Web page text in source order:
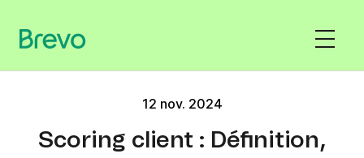
12 nov. 2024
Scoring client : Définition,